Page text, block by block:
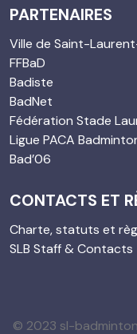
PARTENAIRES
Ville de Saint-
FFBaD
Badiste
BadNet
Fédération Stade
Ligue PACA
Bad’06
CONTACTS ET
Charte, statuts et
SLB Staff & Contacts
© 2023 sl-